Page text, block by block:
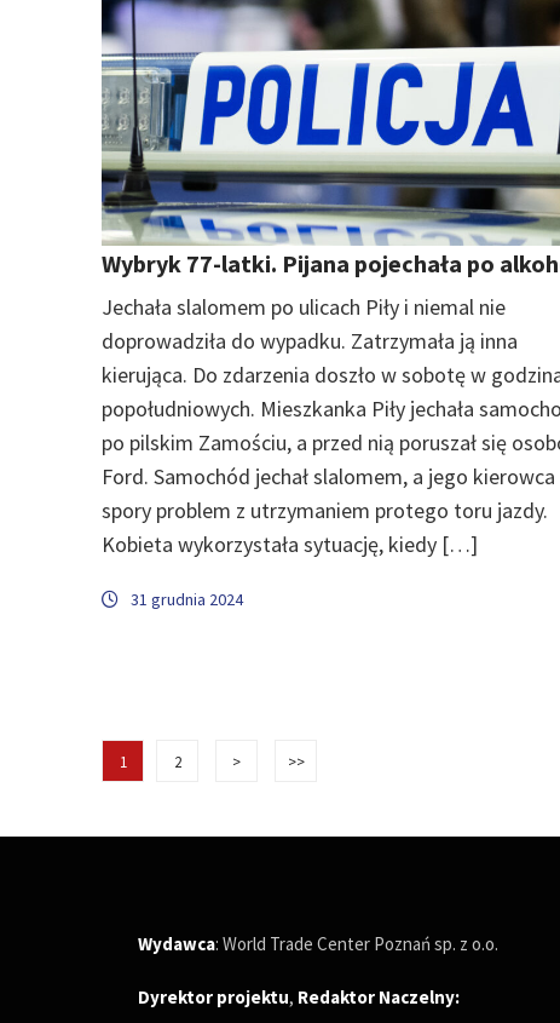
Wybryk 77-latki. Pijana pojechała po
Jechała slalomem po ulicach Piły i niemal nie
doprowadziła do wypadku. Zatrzymała ją inna
kierująca. Do zdarzenia doszło w sobotę w
popołudniowych. Mieszkanka Piły jechała
po pilskim Zamościu, a przed nią poruszał się
Ford. Samochód jechał slalomem, a jego kierowca
spory problem z utrzymaniem protego toru jazdy.
Kobieta wykorzystała sytuację, kiedy […]
31 grudnia 2024
1 2 > >>
Wydawca: World Trade Center Poznań sp. z o.o.
Dyrektor projektu, Redaktor Naczelny: